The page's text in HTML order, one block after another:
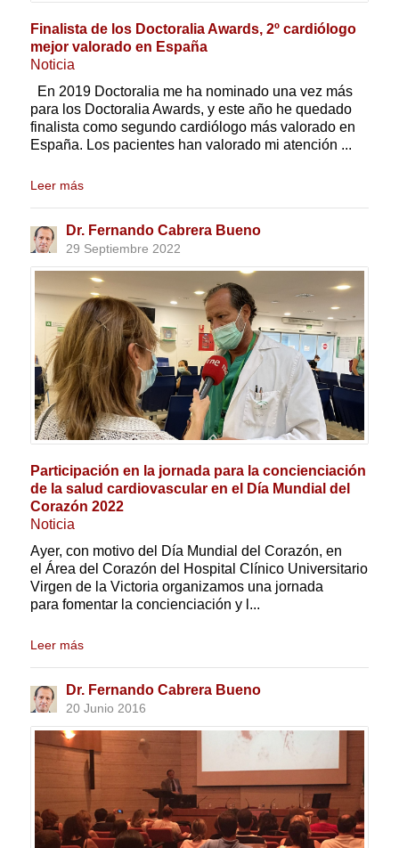
Finalista de los Doctoralia Awards, 2º cardiólogo
mejor valorado en España
Noticia
En 2019 Doctoralia me ha nominado una vez más
para los Doctoralia Awards, y este año he quedado
finalista como segundo cardiólogo más valorado en
España. Los pacientes han valorado mi atención ...
Leer más
Dr. Fernando Cabrera Bueno
29 Septiembre 2022
Participación en la jornada para la concienciación
de la salud cardiovascular en el Día Mundial del
Corazón 2022
Noticia
Ayer, con motivo del Día Mundial del Corazón, en
el Área del Corazón del Hospital Clínico Universitario
Virgen de la Victoria organizamos una jornada
para fomentar la concienciación y l...
Leer más
Dr. Fernando Cabrera Bueno
20 Junio 2016